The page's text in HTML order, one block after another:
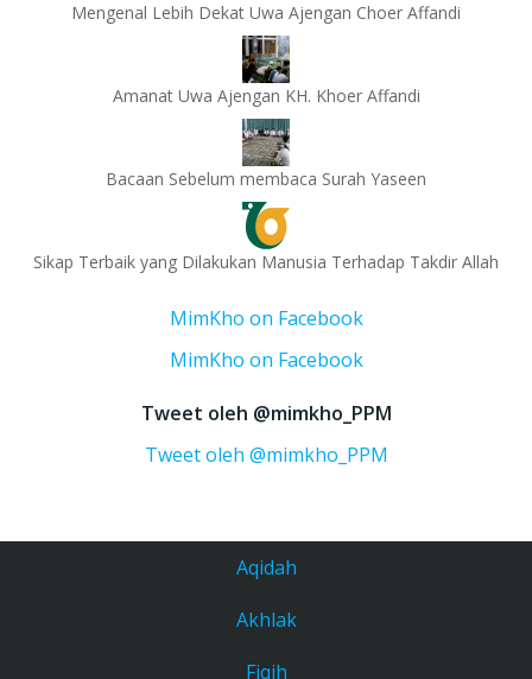
Mengenal Lebih Dekat Uwa Ajengan Choer Affandi
Amanat Uwa Ajengan KH. Khoer Affandi
Bacaan Sebelum membaca Surah Yaseen
Sikap Terbaik yang Dilakukan Manusia Terhadap Takdir Allah
MimKho on Facebook
MimKho on Facebook
Tweet oleh @mimkho_PPM
Tweet oleh @mimkho_PPM
Aqidah
Akhlak
Fiqih